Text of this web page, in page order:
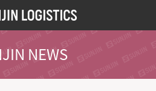
NEWS